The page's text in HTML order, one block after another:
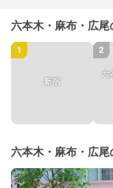
六本木・麻布・広
1
新宿
2
六
六本木・麻布・広